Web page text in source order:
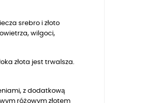
srebro i złoto
wilgoci,
złota jest trwalsza.
z dodatkową
różowym złotem